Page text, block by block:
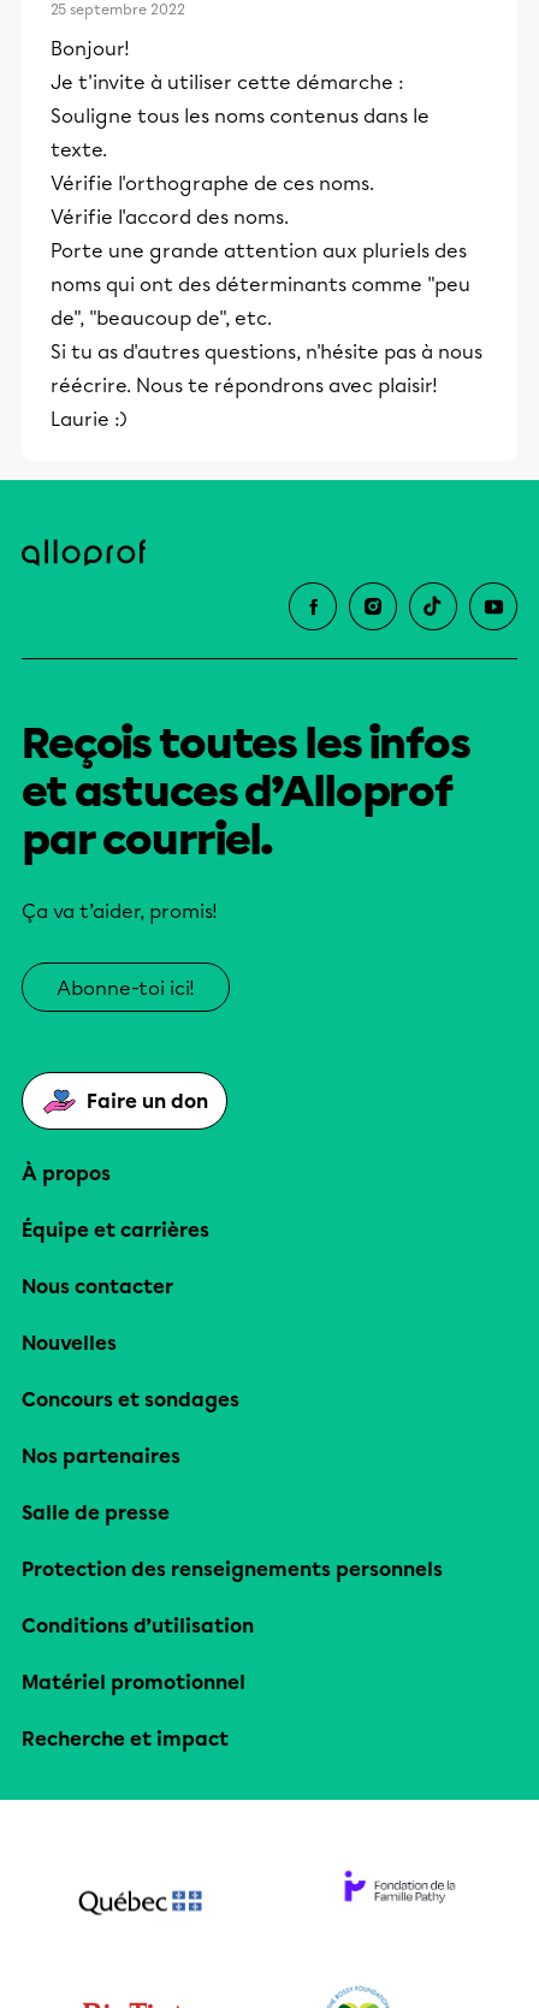
25 septembre 2022
Bonjour!
Je t'invite à utiliser cette démarche :
Souligne tous les noms contenus dans le
texte.
Vérifie l'orthographe de ces noms.
Vérifie l'accord des noms.
Porte une grande attention aux pluriels des
noms qui ont des déterminants comme "peu
de", "beaucoup de", etc.
Si tu as d'autres questions, n'hésite pas à nous
réécrire. Nous te répondrons avec plaisir!
Laurie :)
Reçois toutes les infos
et astuces d’Alloprof
par courriel.
Ça va t’aider, promis!
Abonne-toi ici!
Faire un don
À propos
Équipe et carrières
Nous contacter
Nouvelles
Concours et sondages
Nos partenaires
Salle de presse
Protection des renseignements personnels
Conditions d’utilisation
Matériel promotionnel
Recherche et impact